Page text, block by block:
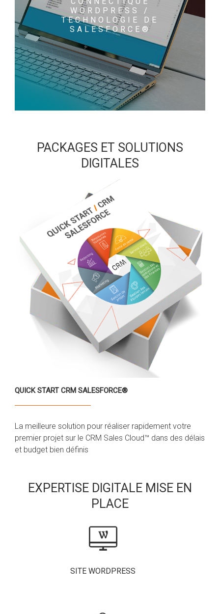
WORDPRESS /
TECHNOLOGIE DE
SALESFORCE®
PACKAGES ET SOLUTIONS
DIGITALES
QUICK START CRM SALESFORCE®
La meilleure solution pour réaliser rapidement votre
premier projet sur le CRM Sales Cloud™ dans des délais
et budget bien définis
EXPERTISE DIGITALE MISE EN
PLACE
SITE WORDPRESS